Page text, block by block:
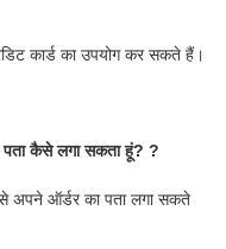
कार्ड का उपयोग कर सकते हैं।
कैसे लगा सकता हूं? ?
अपने ऑर्डर का पता लगा सकते